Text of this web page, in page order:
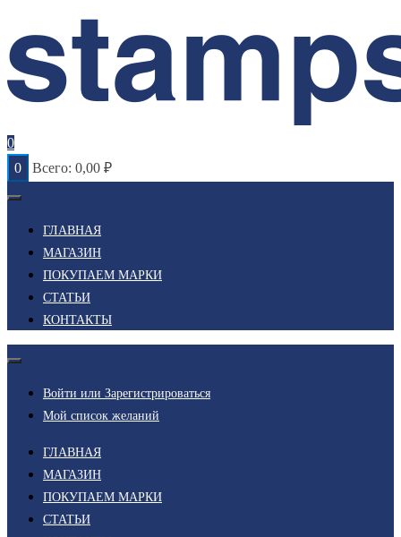
0
0
Всего: 0,00 ₽
ГЛАВНАЯ
МАГАЗИН
ПОКУПАЕМ МАРКИ
СТАТЬИ
КОНТАКТЫ
Войти или Зарегистрироваться
Мой список желаний
ГЛАВНАЯ
МАГАЗИН
ПОКУПАЕМ МАРКИ
СТАТЬИ